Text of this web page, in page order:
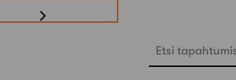
Etsi tapahtumista